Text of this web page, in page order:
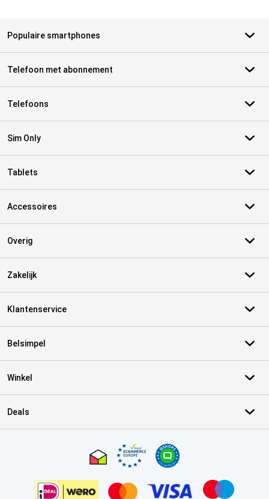
Populaire smartphones
Telefoon met abonnement
Telefoons
Sim Only
Tablets
Accessoires
Overig
Zakelijk
Klantenservice
Belsimpel
Winkel
Deals